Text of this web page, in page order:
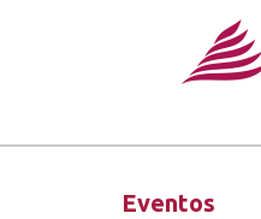
Eventos